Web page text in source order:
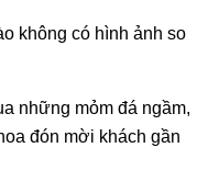
không có hình ảnh so
những mỏm đá ngầm,
đón mời khách gần